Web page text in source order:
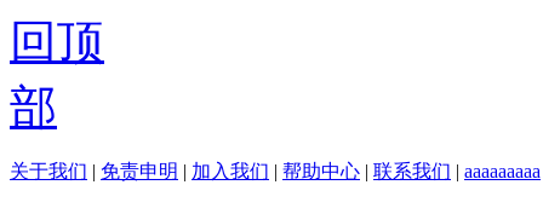
关于我们 | 免责申明 | 加入我们 | 帮助中心 | 联系我们 | aaaaaaaaa